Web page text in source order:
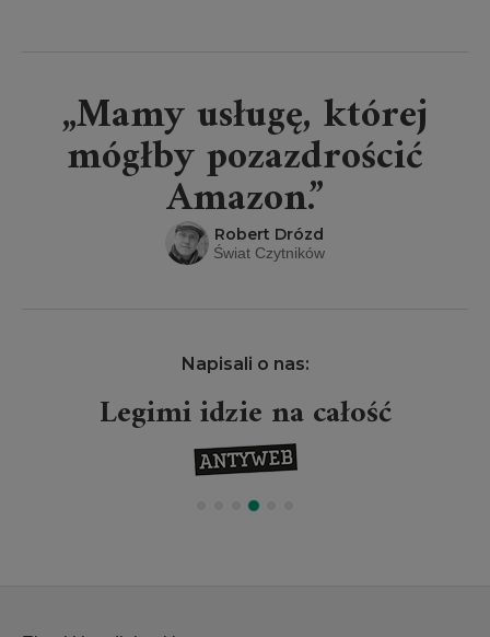
„Mamy usługę, której
mógłby pozazdrościć
Amazon.”
Robert Drózd
Świat Czytników
Napisali o nas:
Legimi idzie na całość